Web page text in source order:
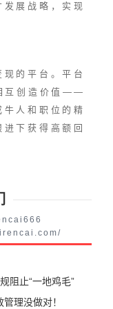
展战略，实现
的平台。平台
互创造价值——
人和职位的精
下获得高额回
阻止“一地鸡毛”
理没做对！